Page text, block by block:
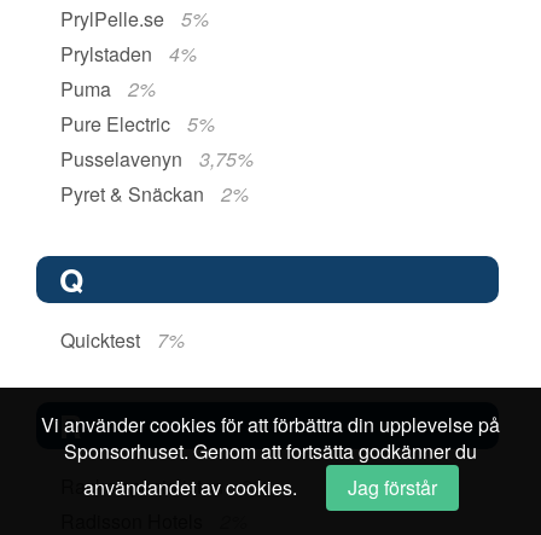
PrylPelle.se
5%
Prylstaden
4%
Puma
2%
Pure Electric
5%
Pusselavenyn
3,75%
Pyret & Snäckan
2%
Q
Quicktest 7%
R
Racketspecialisten 2%
Vi använder cookies för att förbättra din upplevelse på
Sponsorhuset. Genom att fortsätta godkänner du
användandet av cookies.
Jag förstår